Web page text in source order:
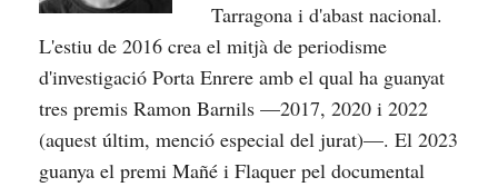
Tarragona i d'abast nacional.
L'estiu de 2016 crea el mitjà de periodisme
d'investigació Porta Enrere amb el qual ha guanyat
tres premis Ramon Barnils —2017, 2020 i 2022
(aquest últim, menció especial del jurat)—. El 2023
guanya el premi Mañé i Flaquer pel documental